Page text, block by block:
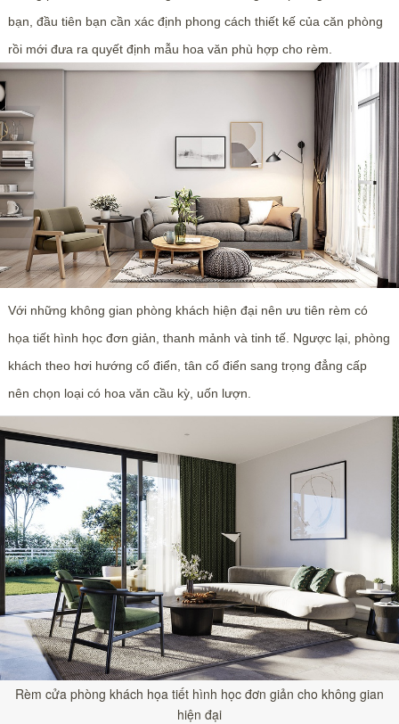
bạn, đầu tiên bạn cần xác định phong cách thiết kế của căn phòng
rồi mới đưa ra quyết định mẫu hoa văn phù hợp cho rèm.
Với những không gian phòng khách hiện đại nên ưu tiên rèm có
họa tiết hình học đơn giản, thanh mảnh và tinh tế. Ngược lại, phòng
khách theo hơi hướng cổ điển, tân cổ điển sang trọng đẳng cấp
nên chọn loại có hoa văn cầu kỳ, uốn lượn.
Rèm cửa phòng khách họa tiết hình học đơn giản cho không gian
hiện đại